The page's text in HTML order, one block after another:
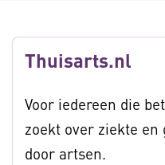
Thuisarts.nl
Voor iedereen die
zoekt over ziekte en
door artsen.